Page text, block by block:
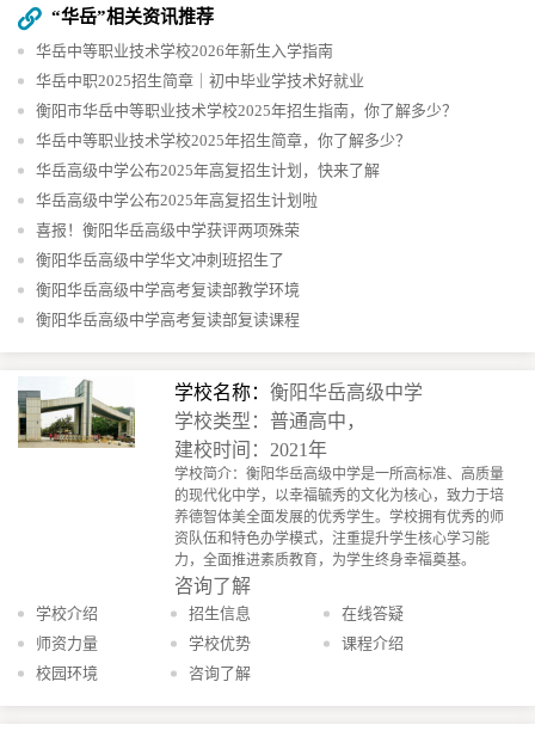
“华岳”相关资讯推荐
华岳中等职业技术学校2026年新生入学指南
华岳中职2025招生简章｜初中毕业学技术好就业
衡阳市华岳中等职业技术学校2025年招生指南，你了解多少？
华岳中等职业技术学校2025年招生简章，你了解多少？
华岳高级中学公布2025年高复招生计划，快来了解
华岳高级中学公布2025年高复招生计划啦
喜报！衡阳华岳高级中学获评两项殊荣
衡阳华岳高级中学华文冲刺班招生了
衡阳华岳高级中学高考复读部教学环境
衡阳华岳高级中学高考复读部复读课程
学校名称：衡阳华岳高级中学
学校类型：普通高中，
建校时间：2021年
学校简介：衡阳华岳高级中学是一所高标准、高质量
的现代化中学，以幸福毓秀的文化为核心，致力于培
养德智体美全面发展的优秀学生。学校拥有优秀的师
资队伍和特色办学模式，注重提升学生核心学习能
力，全面推进素质教育，为学生终身幸福奠基。
咨询了解
学校介绍 招生信息
在线答疑
师资力量
学校优势
课程介绍
校园环境
咨询了解